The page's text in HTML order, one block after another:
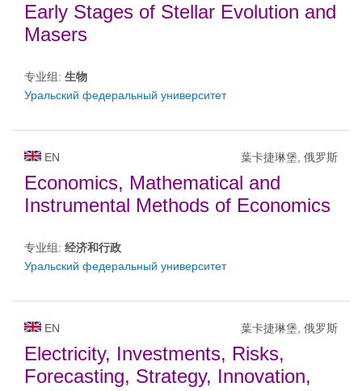
Early Stages of Stellar Evolution and
Masers
专业组: 生物
Уральский федеральный университет
EN 葉卡捷琳堡, 俄罗斯
Economics, Mathematical and
Instrumental Methods of Economics
专业组: 经济和行政
Уральский федеральный университет
EN 葉卡捷琳堡, 俄罗斯
Electricity, Investments, Risks,
Forecasting, Strategy, Innovation,